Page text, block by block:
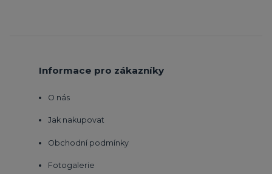
Informace pro zákazníky
O nás
Jak nakupovat
Obchodní podmínky
Fotogalerie